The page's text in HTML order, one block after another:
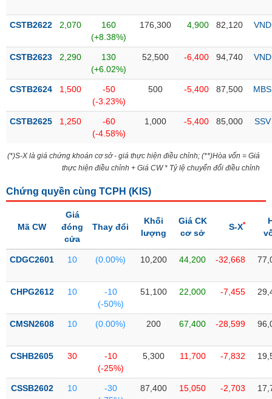
sơ
nghiệp
tức
sự
Tài
Tâm
thị
trường
CSTB2622 2,070
160
(+8.38%)
176,300 4,900 82,120 VND
CSTB2623 2,290
130
(+6.02%)
52,500 -6,400 94,740 VND
CSTB2624 1,500
-50
(-3.23%)
500 -5,400 87,500 MBS
CSTB2625 1,250
-60
(-4.58%)
1,000 -5,400 85,000 SSV
(*)S-X là giá chứng khoán cơ sở - giá thực hiện điều chỉnh; (**)Hòa vốn = Giá
thực hiện điều chỉnh + Giá CW * Tỷ lệ chuyển đổi điều chỉnh
Chứng quyền cùng TCPH (KIS)
Mã CW
Giá
đóng
cửa
Thay đổi
Khối
lượng
Giá CK
cơ sở
S-X*
CDGC2601 10 (0.00%) 10,200 44,200 -32,668
CHPG2612 10
-10
(-50%)
51,100 22,000 -7,455
CMSN2608 10 (0.00%) 200 67,400 -28,599
CSHB2605 30
-10
(-25%)
5,300 11,700 -7,832
CSSB2602 10
-30
87,400 15,050 -2,703
NGUYÊN
VẬT
NGHIỆP
DÙNG
KHÔNG
YẾU
TIÊU
THIẾT
YẾU
CHĂM